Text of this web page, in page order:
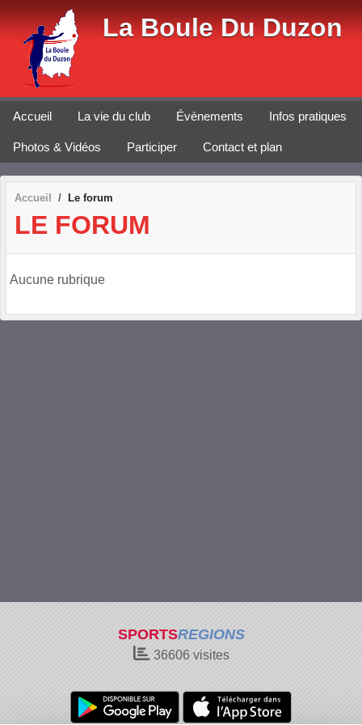
La Boule Du Duzon
Accueil La vie du club Évènements Infos pratiques
Photos & Vidéos Participer Contact et plan
Accueil Le forum
LE FORUM
Aucune rubrique
SPORTSREGIONS
36606visites
Panneau de gestion des cookies